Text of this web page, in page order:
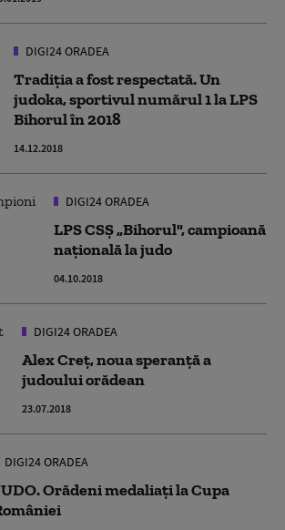
DIGI24 ORADEA
Tradiția a fost respectată. Un
judoka, sportivul numărul 1 la LPS
Bihorul în 2018
14.12.2018
DIGI24 ORADEA
LPS CSŞ „Bihorul", campioană
naţională la judo
04.10.2018
DIGI24 ORADEA
Alex Creț, noua speranță a
judoului orădean
23.07.2018
DIGI24 ORADEA
Orădeni medaliaţi la Cupa